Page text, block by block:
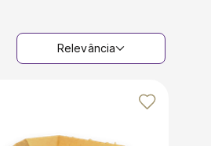
Relevância